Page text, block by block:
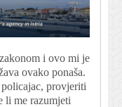
i ovo mi je
ovako ponaša.
provjeriti
li me razumjeti